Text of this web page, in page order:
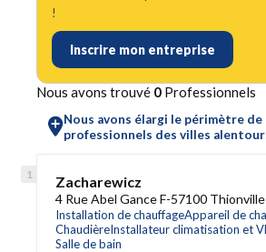
!
Inscrire mon entreprise
Nous avons trouvé 0 Professionnels
Nous avons élargi le périmètre de
professionnels des villes
Zacharewicz
4 Rue Abel Gance F-57100 Thionville
Installation de chauffageAppareil de
ChaudièreInstallateur climatisation et
Salle de bain